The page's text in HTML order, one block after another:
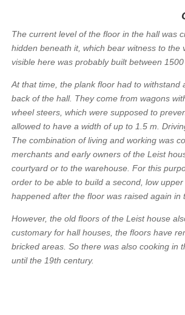
The current level of the floor in the hall was
hidden beneath it, which bear witness to
visible here was probably built between 1500
At that time, the plank floor had to
back of the hall. They come from wagons
wheel steers, which were supposed to
allowed to have a width of up to 1.5 m.
The combination of living and working was
merchants and early owners of the Leist
courtyard or to the warehouse. For this
order to be able to build a second, low
happened after the floor was raised again in
However, the old floors of the Leist house
customary for hall houses, the floors have
bricked areas. So there was also cooking in
until the 19th century.